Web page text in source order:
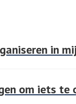
in
om iets te